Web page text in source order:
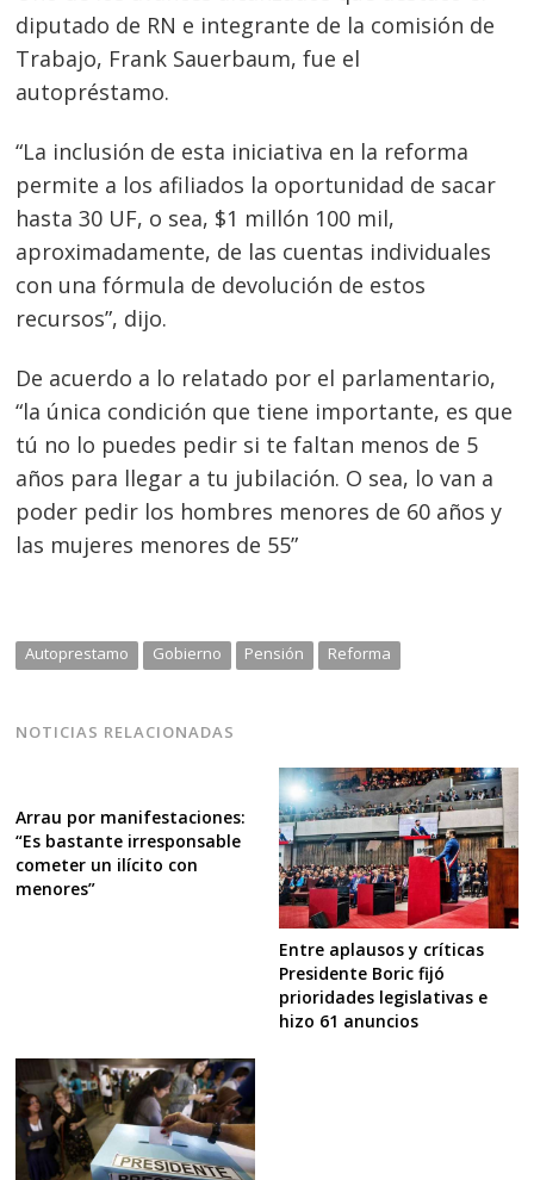
diputado de RN e integrante de la comisión de
Trabajo, Frank Sauerbaum, fue el
autopréstamo.
“La inclusión de esta iniciativa en la reforma
permite a los afiliados la oportunidad de sacar
hasta 30 UF, o sea, $1 millón 100 mil,
aproximadamente, de las cuentas individuales
con una fórmula de devolución de estos
recursos”, dijo.
De acuerdo a lo relatado por el parlamentario,
“la única condición que tiene importante, es que
tú no lo puedes pedir si te faltan menos de 5
años para llegar a tu jubilación. O sea, lo van a
poder pedir los hombres menores de 60 años y
las mujeres menores de 55”
Autoprestamo Gobierno Pensión Reforma
NOTICIAS RELACIONADAS
Arrau por manifestaciones:
“Es bastante irresponsable
cometer un ilícito con
menores”
Entre aplausos y críticas
Presidente Boric fijó
prioridades legislativas e
hizo 61 anuncios